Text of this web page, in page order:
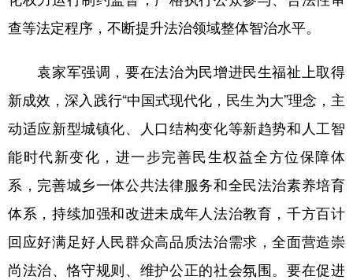
查等法定程序，不断提升法治领域整体智治水平。
袁家军强调，要在法治为民增进民生福祉上取得
新成效，深入践行“中国式现代化，民生为大”理念，主
动适应新型城镇化、人口结构变化等新趋势和人工智
能时代新变化，进一步完善民生权益全方位保障体
系，完善城乡一体公共法律服务和全民法治素养培育
体系，持续加强和改进未成年人法治教育，千方百计
回应好满足好人民群众高品质法治需求，全面营造崇
尚法治、恪守规则、维护公正的社会氛围。要在促进